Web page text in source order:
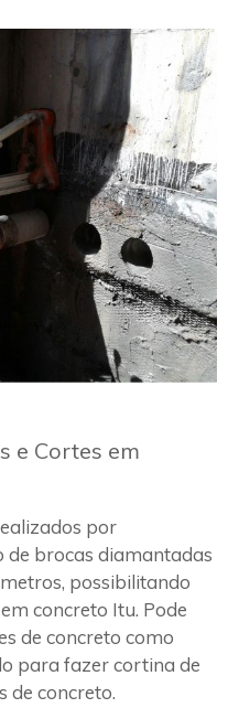
e Cortes em
por
brocas diamantadas
possibilitando
concreto Itu. Pode
de concreto como
para fazer cortina de
de concreto.